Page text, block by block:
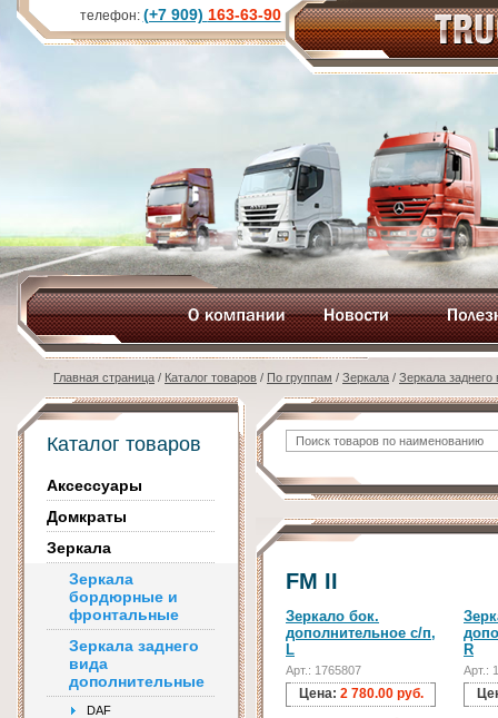
Главная страница / Каталог товаров / По группам / Зеркала / Зеркала
Каталог товаров
Аксессуары
Домкраты
Зеркала
Зеркала
бордюрные и
фронтальные
Зеркала заднего
вида
дополнительные
DAF
FM II
Зеркало бок.
дополнительное с/п,
L
Арт.: 1765807
Цена: 2 780.00 руб.
R
Арт.:
телефон: (+7 909) 163-63-90